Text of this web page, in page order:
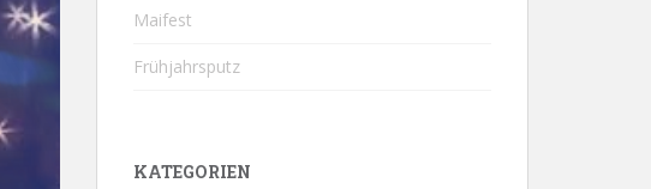
Maifest
Frühjahrsputz
KATEGORIEN